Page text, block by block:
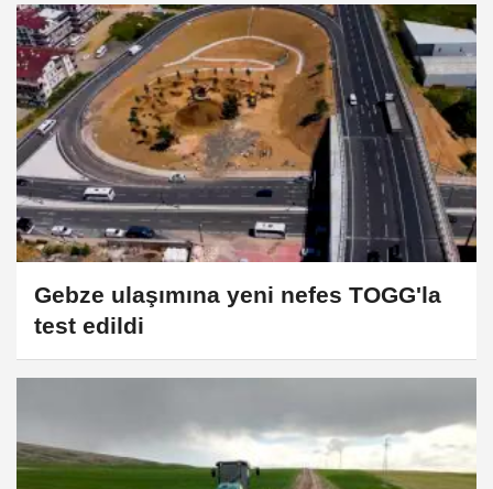
Gebze ulaşımına yeni nefes TOGG'la
test edildi